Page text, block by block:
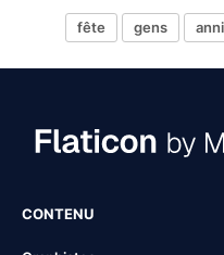
fête gens
CONTENU